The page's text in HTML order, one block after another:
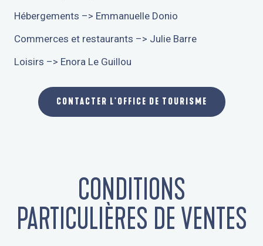
Hébergements –> Emmanuelle Donio
Commerces et restaurants –> Julie Barre
Loisirs –> Enora Le Guillou
CONTACTER L'OFFICE DE TOURISME
CONDITIONS
PARTICULIÈRES DE VENTES